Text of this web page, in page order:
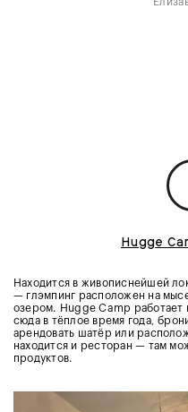
Hugge
Находится в живописнейшей
— глэмпинг расположен на
озером. Hugge Camp работает
сюда в тёплое время года,
арендовать шатёр или
находится и ресторан — там
продуктов.